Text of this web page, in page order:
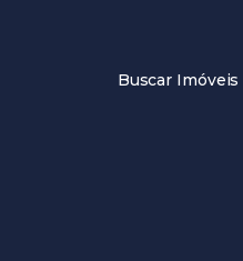
Buscar Imóveis